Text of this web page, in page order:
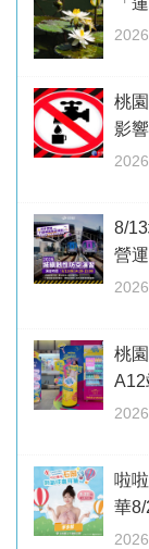
桃
影響
8/
營
桃
A12
啦
華